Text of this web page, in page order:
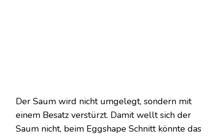
Der Saum wird nicht umgelegt, sondern mit
einem Besatz verstürzt. Damit wellt sich der
Saum nicht, beim Eggshape Schnitt könnte das